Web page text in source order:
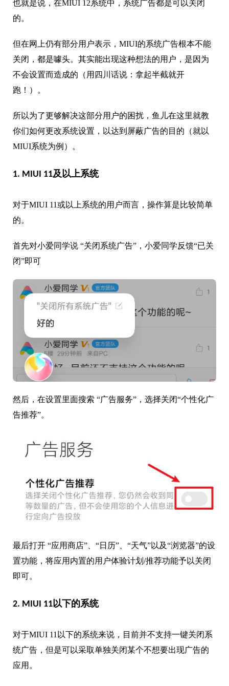
也就是说，在MIUI 12系统中，系统广告都是可以关闭
的。
但在网上仍有部分用户表示，MIUI的系统广告根本不能
关闭，都是噱头。其实能出现这种想法的用户，是因为
不会设置而造成的（用四川话说：拿起半截就开
跑！）。
所以为了更够解决这部分用户的困扰，鱼儿在这里就教
你们如何更改系统设置，以达到屏蔽广告的目的（就以
MIUI系统为例）。
1. MIUI 11及以上系统
对于MIUI 11或以上系统的用户而言，操作算是比较简单
的。
首先对小爱同学说 “关闭系统广告”，小爱同学反馈“已关
闭”即可
然后，在设置里面搜索 “广告服务”，选择关闭“个性化广
告推荐”。
最后打开 “应用商店”、“日历”、“天气”以及“浏览器”的设
置功能，将应用内置的用户体验计划/推荐功能予以关闭
即可。
2. MIUI 11以下的系统
对于MIUI 11以下的系统来说，目前并不支持一键关闭系
统广告，但是可以采取单独关闭某个不想要出现广告的
应用。